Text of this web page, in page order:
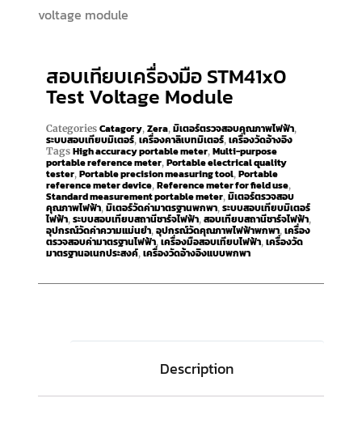
voltage module
สอบเทียบเครื่องมือ STM41x0
Test Voltage Module
Categories Catagory, Zera, มิเตอร์ตรวจสอบคุณภาพไฟฟ้า,
ระบบสอบเทียบมิเตอร์, เครื่องคาลิเบทมิเตอร์, เครื่องวัดอ้างอิง
Tags High accuracy portable meter, Multi-purpose
portable reference meter, Portable electrical quality
tester, Portable precision measuring tool, Portable
reference meter device, Reference meter for field use,
Standard measurement portable meter, มิเตอร์ตรวจสอบ
คุณภาพไฟฟ้า, มิเตอร์วัดค่ามาตรฐานพกพา, ระบบสอบเทียบมิเตอร์
ไฟฟ้า, ระบบสอบเทียบสถานีชาร์จไฟฟ้า, สอบเทียบสถานีชาร์จไฟฟ้า,
อุปกรณ์วัดค่าความแม่นยำ, อุปกรณ์วัดคุณภาพไฟฟ้าพกพา, เครื่อง
ตรวจสอบค่ามาตรฐานไฟฟ้า,เครื่องมือสอบเทียบไฟฟ้า, เครื่องวัด
มาตรฐานอเนกประสงค์, เครื่องวัดอ้างอิงแบบพกพา
Description